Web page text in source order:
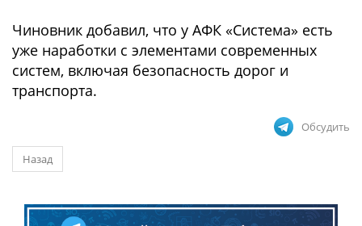
Чиновник добавил, что у АФК «Система» есть
уже наработки с элементами современных
систем, включая безопасность дорог и
транспорта.
Обсудить
Назад